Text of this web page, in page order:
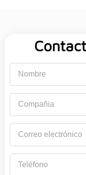
electrónico